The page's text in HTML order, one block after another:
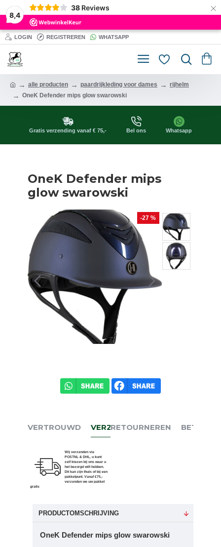
8,4
38 Reviews ×
LOGIN REGISTREREN WHATSAPP
alle producten paardrijkleding voor dames
rijhelm
OneK Defender mips glow swarowski
Gratis verzending vanaf € 75,- Bel ons Whatsapp
OneK Defender mips
glow swarowski
-27 %
VERTROUWD VERZENDEN
Wij verzenden via
POSTNL & DHL, u kunt
zelf kiezen bij ons waar u
het bezorgd wilt hebben.
Dit kan zijn thuis of bij een
pakketpunt. Vanaf €75,-
verzenden we uw pakket
gratis
RETOURNEREN BETALEN
PRODUCTOMSCHRIJVING
OneK Defender mips glow swarowski